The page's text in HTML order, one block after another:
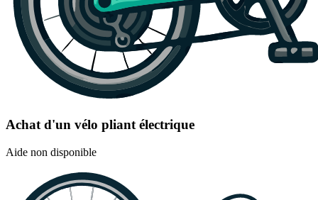
Achat d'un vélo pliant électrique
Aide non disponible